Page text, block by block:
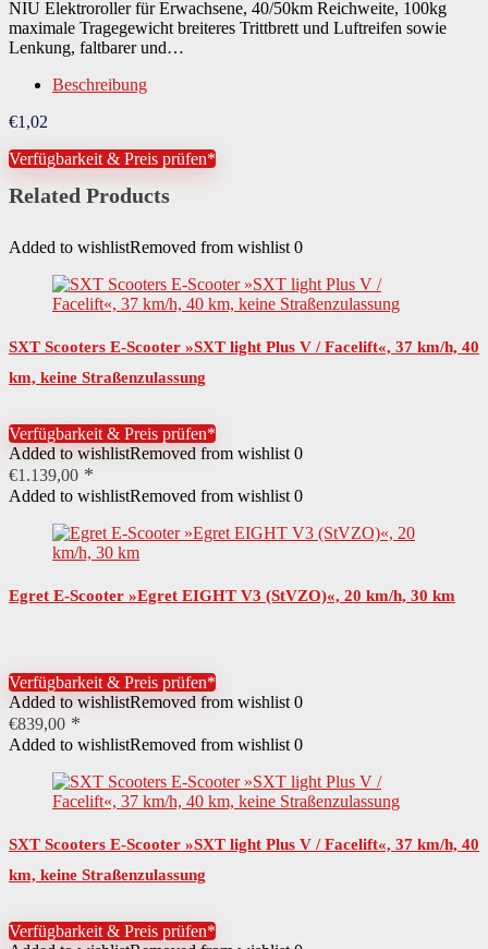
NIU Elektroroller für Erwachsene, 40/50km Reichweite, 100kg
maximale Tragegewicht breiteres Trittbrett und Luftreifen sowie
Lenkung, faltbarer und…
Beschreibung
€1,02
Verfügbarkeit & Preis prüfen*
Related Products
Added to wishlistRemoved from wishlist 0
SXT Scooters E-Scooter »SXT light Plus V / Facelift«, 37 km/h, 40
km, keine Straßenzulassung
Verfügbarkeit & Preis prüfen*
Added to wishlistRemoved from wishlist 0
€1.139,00
Added to wishlistRemoved from wishlist 0
Egret E-Scooter »Egret EIGHT V3 (StVZO)«, 20 km/h, 30 km
Verfügbarkeit & Preis prüfen*
Added to wishlistRemoved from wishlist 0
€839,00
Added to wishlistRemoved from wishlist 0
SXT Scooters E-Scooter »SXT light Plus V / Facelift«, 37 km/h, 40
km, keine Straßenzulassung
Verfügbarkeit & Preis prüfen*